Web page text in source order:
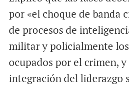
por «el choque de banda
de procesos de
militar y policialmente
ocupados por el crimen,
integración del liderazgo